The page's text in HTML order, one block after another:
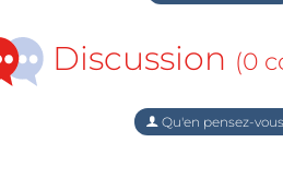
Discussion (0
Qu'en pensez-